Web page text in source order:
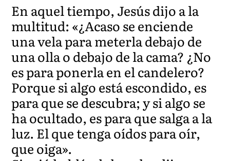
En aquel tiempo, Jesús dijo a la
multitud: «¿Acaso se enciende
una vela para meterla debajo de
una olla o debajo de la cama? ¿No
es para ponerla en el candelero?
Porque si algo está escondido, es
para que se descubra; y si algo se
ha ocultado, es para que salga a la
luz. El que tenga oídos para oír,
que oiga».